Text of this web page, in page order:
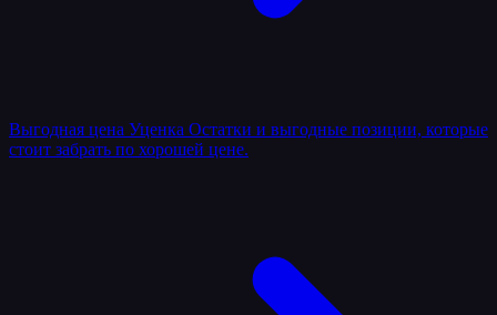
Выгодная цена Уценка Остатки и выгодные позиции, которые
стоит забрать по хорошей цене.